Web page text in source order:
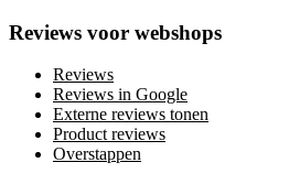
Reviews voor webshops
Reviews
Reviews in Google
Externe reviews tonen
Product reviews
Overstappen